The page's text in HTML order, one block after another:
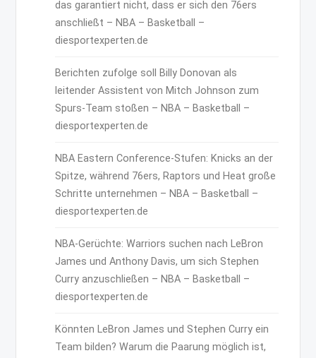
das garantiert nicht, dass er sich den 76ers
anschließt – NBA – Basketball –
diesportexperten.de
Berichten zufolge soll Billy Donovan als
leitender Assistent von Mitch Johnson zum
Spurs-Team stoßen – NBA – Basketball –
diesportexperten.de
NBA Eastern Conference-Stufen: Knicks an der
Spitze, während 76ers, Raptors und Heat große
Schritte unternehmen – NBA – Basketball –
diesportexperten.de
NBA-Gerüchte: Warriors suchen nach LeBron
James und Anthony Davis, um sich Stephen
Curry anzuschließen – NBA – Basketball –
diesportexperten.de
Könnten LeBron James und Stephen Curry ein
Team bilden? Warum die Paarung möglich ist,